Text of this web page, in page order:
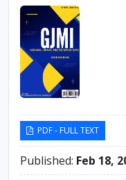
PDF - FULL TEXT
Published: Feb 18,